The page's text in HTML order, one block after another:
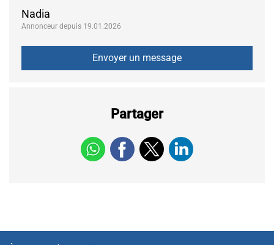
Nadia
Annonceur depuis 19.01.2026
Partager